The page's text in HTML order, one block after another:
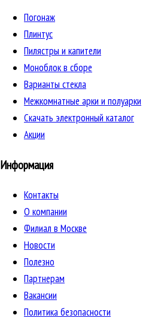
Погонаж
Плинтус
Пилястры и капители
Моноблок в сборе
Варианты стекла
Межкомнатные арки и полуарки
Скачать электронный каталог
Акции
Информация
Контакты
О компании
Филиал в Москве
Новости
Полезно
Партнерам
Вакансии
Политика безопасности